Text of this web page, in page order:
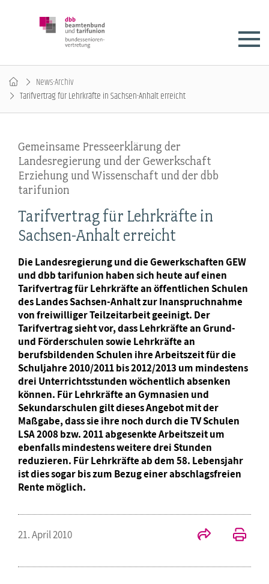
News-Archiv
Tarifvertrag für Lehrkräfte in Sachsen-Anhalt erreicht
Gemeinsame Presseerklärung der
Landesregierung und der Gewerkschaft
Erziehung und Wissenschaft und der dbb
tarifunion
Tarifvertrag für Lehrkräfte in
Sachsen-Anhalt erreicht
Die Landesregierung und die Gewerkschaften GEW
und dbb tarifunion haben sich heute auf einen
Tarifvertrag für Lehrkräfte an öffentlichen Schulen
des Landes Sachsen-Anhalt zur Inanspruchnahme
von freiwilliger Teilzeitarbeit geeinigt. Der
Tarifvertrag sieht vor, dass Lehrkräfte an Grund-
und Förderschulen sowie Lehrkräfte an
berufsbildenden Schulen ihre Arbeitszeit für die
Schuljahre 2010/2011 bis 2012/2013 um mindestens
drei Unterrichtsstunden wöchentlich absenken
können. Für Lehrkräfte an Gymnasien und
Sekundarschulen gilt dieses Angebot mit der
Maßgabe, dass sie ihre noch durch die TV Schulen
LSA 2008 bzw. 2011 abgesenkte Arbeitszeit um
ebenfalls mindestens weitere drei Stunden
reduzieren. Für Lehrkräfte ab dem 58. Lebensjahr
ist dies sogar bis zum Bezug einer abschlagsfreien
Rente möglich.
21. April 2010